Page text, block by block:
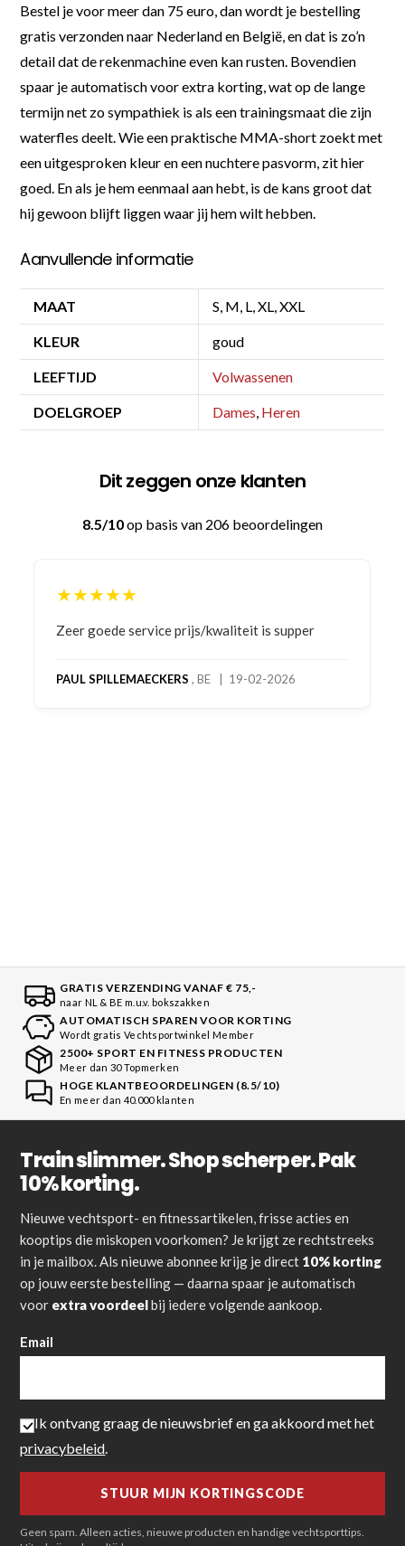
Bestel je voor meer dan 75 euro, dan wordt je bestelling
gratis verzonden naar Nederland en België, en dat is zo’n
detail dat de rekenmachine even kan rusten. Bovendien
spaar je automatisch voor extra korting, wat op de lange
termijn net zo sympathiek is als een trainingsmaat die zijn
waterfles deelt. Wie een praktische MMA-short zoekt met
een uitgesproken kleur en een nuchtere pasvorm, zit hier
goed. En als je hem eenmaal aan hebt, is de kans groot dat
hij gewoon blijft liggen waar jij hem wilt hebben.
Aanvullende informatie
MAAT S, M, L, XL, XXL
KLEUR goud
LEEFTIJD Volwassenen
DOELGROEP Dames, Heren
Dit zeggen onze klanten
8.5/10op basis van 206 beoordelingen
★★★★★
Bestelling gedaan vanwege goede prijzen en
bestelling al ontvangen met gifts, waardoor je
GRATIS VERZENDING VANAF € 75,-
naar NL & BE m.u.v. bokszakken
AUTOMATISCH SPAREN VOOR KORTING
Wordt gratis Vechtsportwinkel Member
2500+ SPORT EN FITNESS PRODUCTEN
Meer dan 30 Topmerken
HOGE KLANTBEOORDELINGEN (8.5/10)
En meer dan 40.000 klanten
Train slimmer. Shop scherper. Pak
10% korting.
Nieuwe vechtsport- en fitnessartikelen, frisse acties en
kooptips die miskopen voorkomen? Je krijgt ze rechtstreeks
in je mailbox. Als nieuwe abonnee krijg je direct 10% korting
op jouw eerste bestelling — daarna spaar je automatisch
voor extra voordeelbij iedere volgende aankoop.
Email
Ik ontvang graag de nieuwsbrief en ga akkoord met het
privacybeleid
Geen spam. Alleen acties, nieuwe producten en handige vechtsporttips.